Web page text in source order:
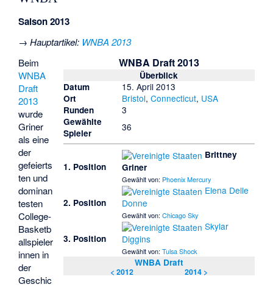
Saison 2013
→Hauptartikel: WNBA 2013
WNBA Draft 2013
Überblick
Datum
15. April 2013
Ort Bristol, Connecticut, USA
Runden 3
Gewählte
Spieler
36
1. Position
Brittney
Griner
Gewählt von: Phoenix Mercury
2. Position
Elena Delle
Donne
Gewählt von: Chicago Sky
3. Position
Skylar
Diggins
Gewählt von: Tulsa Shock
WNBA Draft
< 2012 2014 >
Beim
WNBA
Draft
2013
wurde
Griner
als eine
der
gefeierts
ten und
dominan
testen
College-
Basketb
allspieler
innen in
der
Geschic